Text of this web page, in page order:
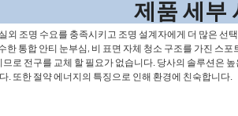
세
외 조명 수요를 충족시키고 조명 설계자에게 더 많은
통합 안티 눈부심, 비 표면 자체 청소 구조를 가진 스포
로 전구를 교체 할 필요가 없습니다. 당사의 솔루션은
. 또한 절약 에너지의 특징으로 인해 환경에 친숙합니다.